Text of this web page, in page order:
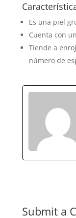
Es una piel
Cuenta con
Tiende a
número de
Submit a